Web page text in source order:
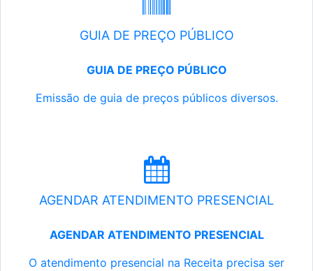
GUIA DE PREÇO PÚBLICO
GUIA DE PREÇO PÚBLICO
Emissão de guia de preços públicos diversos.
AGENDAR ATENDIMENTO PRESENCIAL
AGENDAR ATENDIMENTO PRESENCIAL
O atendimento presencial na Receita precisa ser